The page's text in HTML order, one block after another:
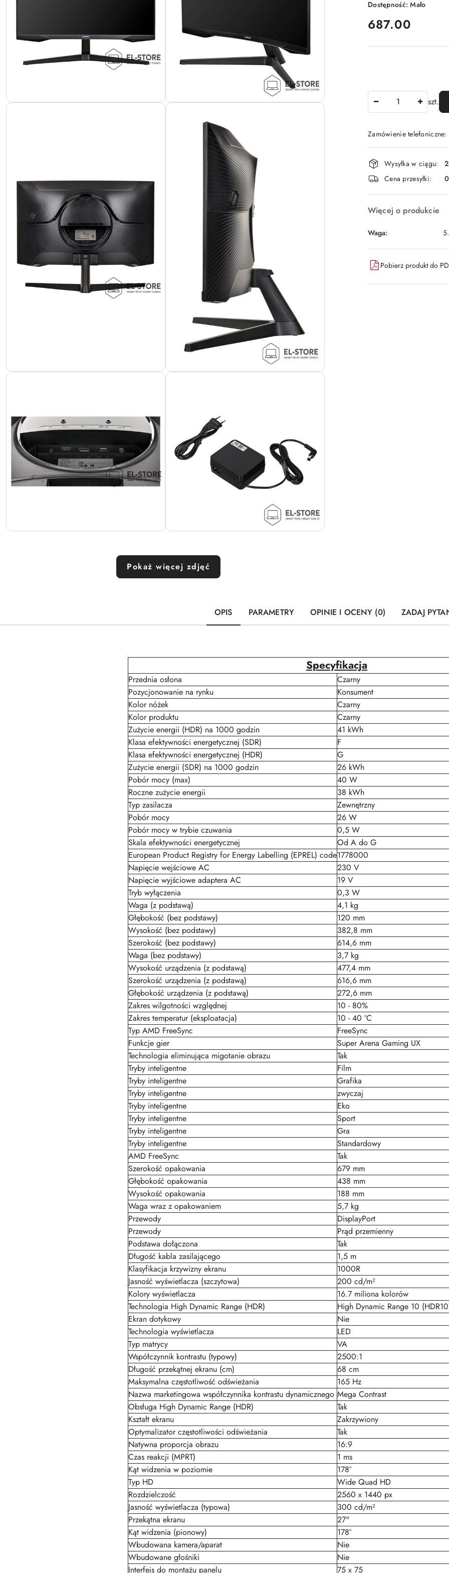
Pokaż więcej zdjęć
Dostępność:Mało
cena:
687.00
szt.
Zamówienie
Dostępność
i
dostawa
Wysyłka w ciągu:
Cena przesyłki:
Więcej o produkcie
Waga:
Pobierz produkt do
OPIS PARAMETRY OPINIE I OCENY (0) ZADAJ
Specyfikacja
Przednia osłona
Czarny
Pozycjonowanie na rynku
Konsument
Kolor nóżek
Czarny
Kolor produktu
Czarny
Zużycie energii (HDR) na 1000 godzin
41 kWh
Klasa efektywności energetycznej (SDR)
F
Klasa efektywności energetycznej (HDR)
G
Zużycie energii (SDR) na 1000 godzin
26 kWh
Pobór mocy (max)
40 W
Roczne zużycie energii
38 kWh
Typ zasilacza
Zewnętrzny
Pobór mocy
26 W
Pobór mocy w trybie czuwania
0,5 W
Skala efektywności energetycznej
Od A do G
European Product Registry for Energy Labelling (EPREL) code1778000
Napięcie wejściowe AC
230 V
Napięcie wyjściowe adaptera AC
19 V
Tryb wyłączenia
0,3 W
Waga (z podstawą)
4,1 kg
Głębokość (bez podstawy)
120 mm
Wysokość (bez podstawy)
382,8 mm
Szerokość (bez podstawy)
614,6 mm
Waga (bez podstawy)
3,7 kg
Wysokość urządzenia (z podstawą)
477,4 mm
Szerokość urządzenia (z podstawą)
616,6 mm
Głębokość urządzenia (z podstawą)
272,6 mm
Zakres wilgotności względnej
10 - 80%
Zakres temperatur (eksploatacja)
10 - 40 °C
Typ AMD FreeSync
FreeSync
Funkcje gier
Super Arena Gaming UX
Technologia eliminująca migotanie obrazu
Tak
Tryby inteligentne
Film
Tryby inteligentne
Grafika
Tryby inteligentne
zwyczaj
Tryby inteligentne
Eko
Tryby inteligentne
Sport
Tryby inteligentne
Gra
Tryby inteligentne
Standardowy
AMD FreeSync
Tak
Szerokość opakowania
679 mm
Głębokość opakowania
438 mm
Wysokość opakowania
188 mm
Waga wraz z opakowaniem
5,7 kg
Przewody
DisplayPort
Przewody
Prąd przemienny
Podstawa dołączona
Tak
Długość kabla zasilającego
1,5 m
Klasyfikacja krzywizny ekranu
1000R
Jasność wyświetlacza (szczytowa)
200 cd/m²
Kolory wyświetlacza
16.7 miliona kolorów
Technologia High Dynamic Range (HDR)
High Dynamic Range 10
Ekran dotykowy
Nie
Technologia wyświetlacza
LED
Typ matrycy
VA
Współczynnik kontrastu (typowy)
2500:1
Długość przekątnej ekranu (cm)
68 cm
Maksymalna częstotliwość odświeżania
165 Hz
Nazwa marketingowa współczynnika kontrastu dynamicznego Mega Contrast
Obsługa High Dynamic Range (HDR)
Tak
Kształt ekranu
Zakrzywiony
Optymalizator częstotliwości odświeżania
Tak
Natywna proporcja obrazu
16:9
Czas reakcji (MPRT)
1 ms
Kąt widzenia w poziomie
178°
Typ HD
Wide Quad HD
Rozdzielczość
2560 x 1440 px
Jasność wyświetlacza (typowa)
300 cd/m²
Przekątna ekranu
27"
Kąt widzenia (pionowy)
178°
Wbudowana kamera/aparat
Nie
Wbudowane głośniki
Nie
Interfejs do montażu panelu
75 x 75